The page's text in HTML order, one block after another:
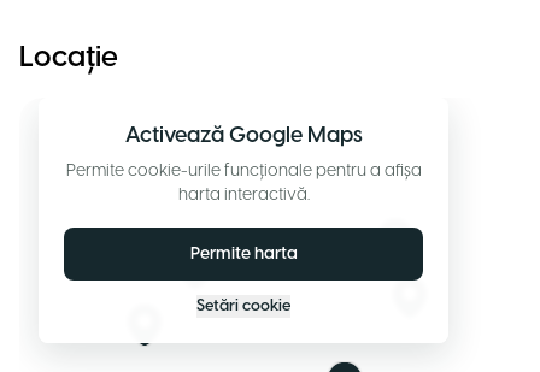
Locație
Activează Google Maps
Permite cookie-urile funcționale pentru a afișa
harta interactivă.
Permite harta
Setări cookie